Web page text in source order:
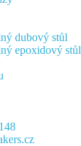
dubový stůl
epoxidový stůl